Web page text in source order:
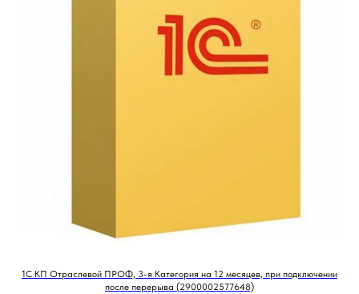
1С КП Отраслевой ПРОФ, 3-я Категория на 12 месяцев, при подключении
после перерыва (2900002577648)